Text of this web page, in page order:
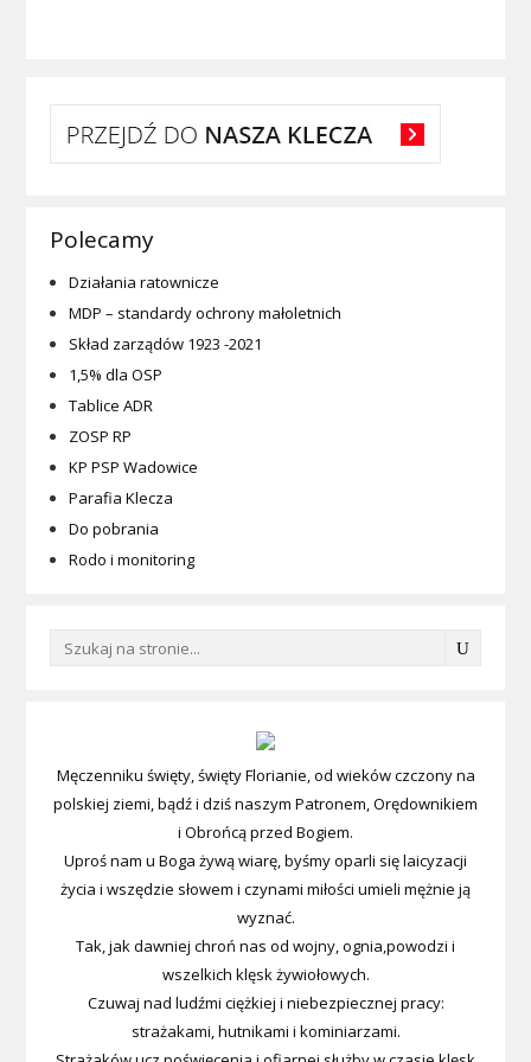
Polecamy
Działania ratownicze
MDP – standardy ochrony małoletnich
Skład zarządów 1923 -2021
1,5% dla OSP
Tablice ADR
ZOSP RP
KP PSP Wadowice
Parafia Klecza
Do pobrania
Rodo i monitoring
Męczenniku święty, święty Florianie, od wieków czczony na
polskiej ziemi, bądź i dziś naszym Patronem, Orędownikiem
i Obrońcą przed Bogiem.
Uproś nam u Boga żywą wiarę, byśmy oparli się laicyzacji
życia i wszędzie słowem i czynami miłości umieli mężnie ją
wyznać.
Tak, jak dawniej chroń nas od wojny, ognia,powodzi i
wszelkich klęsk żywiołowych.
Czuwaj nad ludźmi ciężkiej i niebezpiecznej pracy:
strażakami, hutnikami i kominiarzami.